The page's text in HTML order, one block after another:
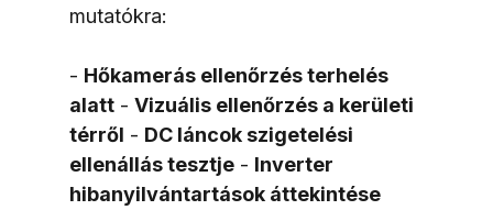
mutatókra:
- Hőkamerás ellenőrzés terhelés
alatt - Vizuális ellenőrzés a kerületi
térről - DC láncok szigetelési
ellenállás tesztje - Inverter
hibanyilvántartások áttekintése